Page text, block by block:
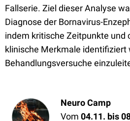
Fallserie. Ziel dieser Analyse
Diagnose der Bornavirus-
indem kritische Zeitpunkte und
klinische Merkmale identifiziert
Behandlungsversuche
Neuro Camp
Vom 04.11. bis